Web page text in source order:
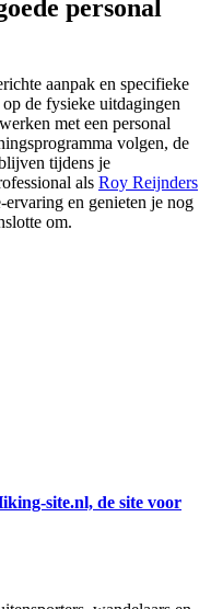
personal
aanpak en specifieke
de fysieke uitdagingen
met een personal
volgen, de
tijdens je
als Roy Reijnders
en genieten je nog
om.
site.nl, de site voor